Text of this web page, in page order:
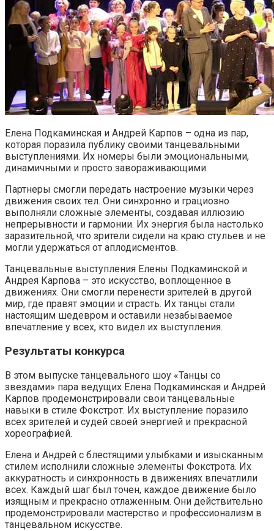
Елена Подкаминская и Андрей Карпов – одна из пар,
которая поразила публику своими танцевальными
выступлениями. Их номеры были эмоциональными,
динамичными и просто завораживающими.
Партнеры смогли передать настроение музыки через
движения своих тел. Они синхронно и грациозно
выполняли сложные элементы, создавая иллюзию
непрерывности и гармонии. Их энергия была настолько
заразительной, что зрители сидели на краю стульев и не
могли удержаться от аплодисментов.
Танцевальные выступления Елены Подкаминской и
Андрея Карпова – это искусство, воплощенное в
движениях. Они смогли перенести зрителей в другой
мир, где правят эмоции и страсть. Их танцы стали
настоящим шедевром и оставили незабываемое
впечатление у всех, кто видел их выступления.
Результаты конкурса
В этом выпуске танцевального шоу «Танцы со
звездами» пара ведущих Елена Подкаминская и Андрей
Карпов продемонстрировали свои танцевальные
навыки в стиле Фокстрот. Их выступление поразило
всех зрителей и судей своей энергией и прекрасной
хореографией.
Елена и Андрей с блестящими улыбками и изысканным
стилем исполнили сложные элементы Фокстрота. Их
аккуратность и синхронность в движениях впечатлили
всех. Каждый шаг был точен, каждое движение было
изящным и прекрасно отлаженным. Они действительно
продемонстрировали мастерство и профессионализм в
танцевальном искусстве.